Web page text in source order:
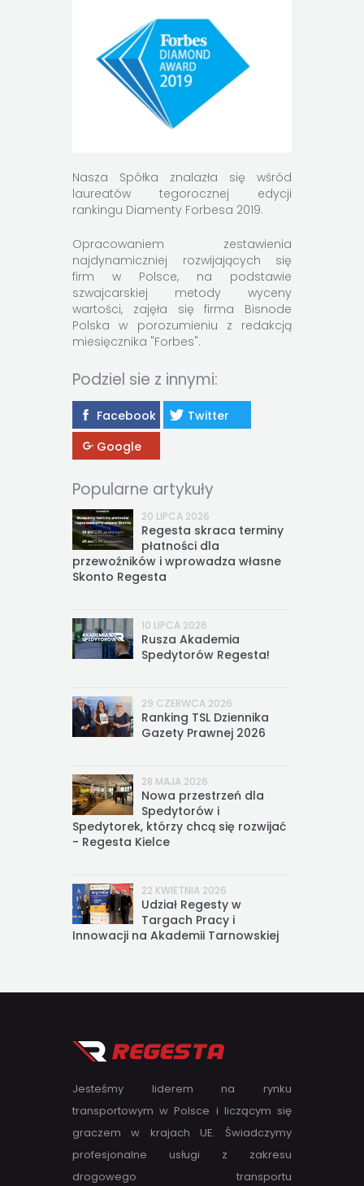
Nasza Spółka znalazła się wśród
laureatów tegorocznej edycji
rankingu Diamenty Forbesa 2019.
Opracowaniem zestawienia
najdynamiczniej rozwijających się
firm w Polsce, na podstawie
szwajcarskiej metody wyceny
wartości, zajęła się firma Bisnode
Polska w porozumieniu z redakcją
miesięcznika "Forbes".
Podziel sie z innymi:
Facebook
Twitter
Google
Popularne artykuły
20 LIPCA 2026
Regesta skraca terminy
płatności dla
przewoźników i wprowadza własne
Skonto Regesta
10 LIPCA 2026
Rusza Akademia
Spedytorów Regesta!
29 CZERWCA 2026
Ranking TSL Dziennika
Gazety Prawnej 2026
28 MAJA 2026
Nowa przestrzeń dla
Spedytorów i
Spedytorek, którzy chcą się rozwijać
- Regesta Kielce
22 KWIETNIA 2026
Udział Regesty w
Targach Pracy i
Innowacji na Akademii Tarnowskiej
Jesteśmy liderem na rynku
transportowym w Polsce i liczącym się
graczem w krajach UE. Świadczymy
profesjonalne usługi z zakresu
drogowego transportu